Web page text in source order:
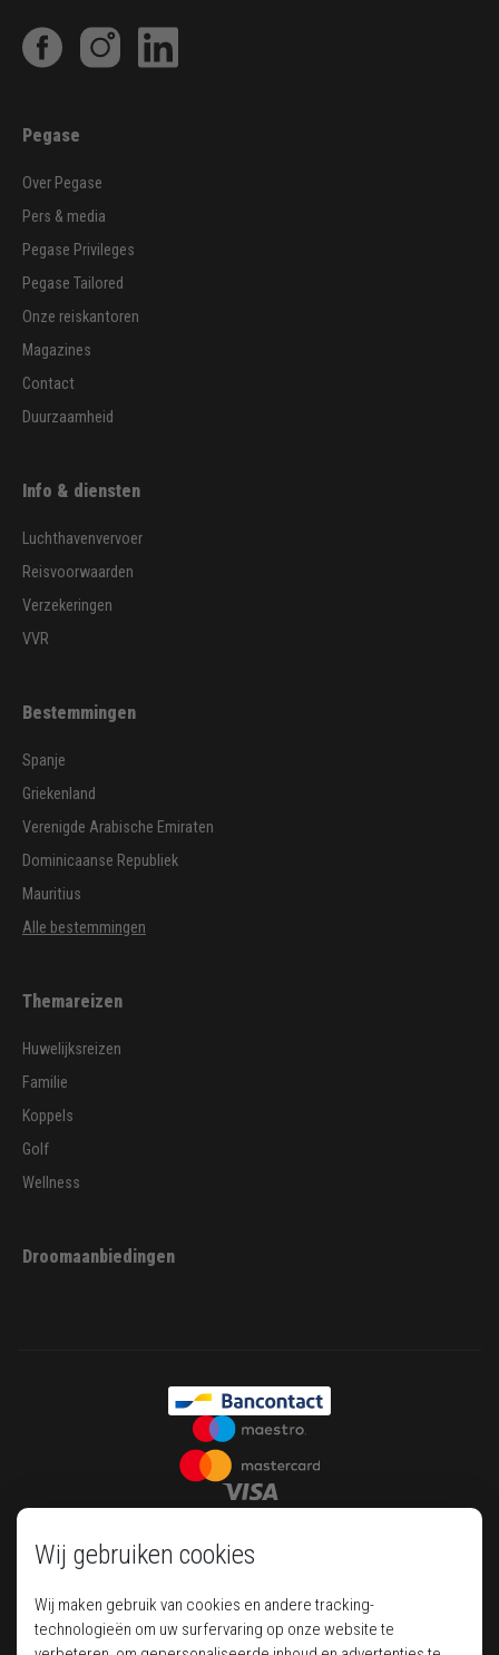
Wij gebruiken cookies
Wij maken gebruik van cookies en andere tracking-
technologieën om uw surfervaring op onze website te
Pegase
Over Pegase
Pers & media
Pegase Privileges
Pegase Tailored
Onze reiskantoren
Magazines
Contact
Duurzaamheid
Info & diensten
Luchthavenvervoer
Reisvoorwaarden
Verzekeringen
VVR
Bestemmingen
Spanje
Griekenland
Verenigde Arabische Emiraten
Dominicaanse Republiek
Mauritius
Alle bestemmingen
Themareizen
Huwelijksreizen
Familie
Koppels
Golf
Wellness
Droomaanbiedingen